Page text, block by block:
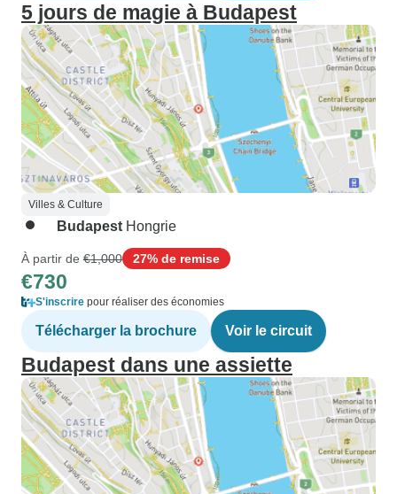
5 jours de magie à Budapest
Villes & Culture
Budapest Hongrie
À partir de €1,000 27% de remise
€730
S'inscrire pour réaliser des économies
Télécharger la brochure Voir le circuit
Budapest dans une assiette